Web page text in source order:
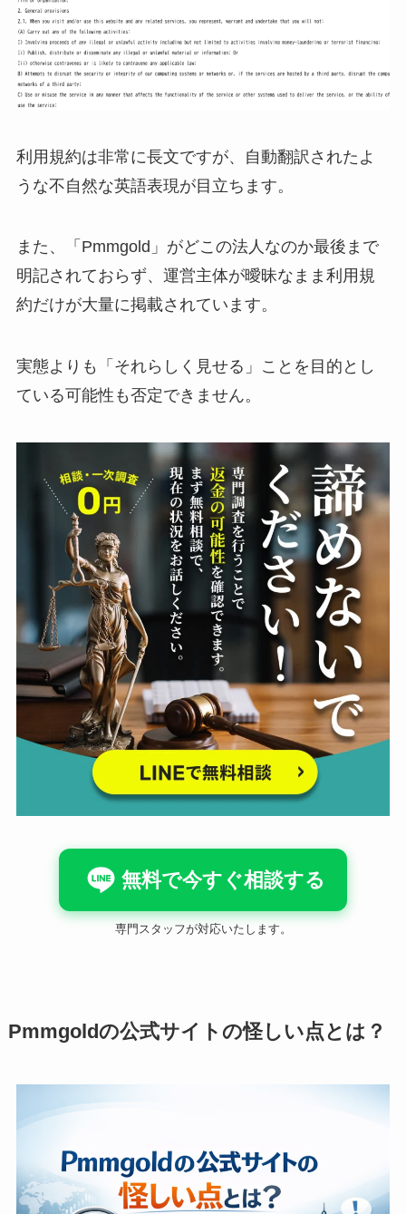
利用規約は非常に長文ですが、自動翻訳されたよ
うな不自然な英語表現が目立ちます。
また、「Pmmgold」がどこの法人なのか最後まで
明記されておらず、運営主体が曖昧なまま利用規
約だけが大量に掲載されています。
実態よりも「それらしく見せる」ことを目的とし
ている可能性も否定できません。
無料で今すぐ相談する
専門スタッフが対応いたします。
Pmmgoldの公式サイトの怪しい点とは？